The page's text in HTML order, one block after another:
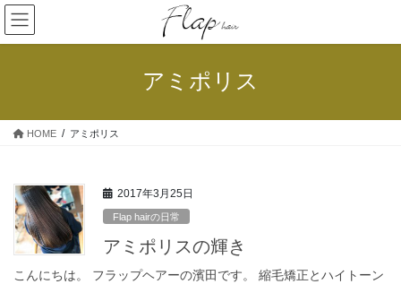
コ
ン
テ
ス
ナ
ビ
ゲ
ン
アミポリス
HOME アミポリス
2017年3月25日
Flap hairの日常
アミポリスの輝き
こんにちは。 フラップヘアーの濱田です。 縮毛矯正とハイトーン